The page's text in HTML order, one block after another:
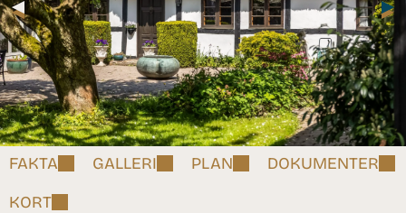
FAKTA GALLERI PLAN
DOKUMENTER
KORT